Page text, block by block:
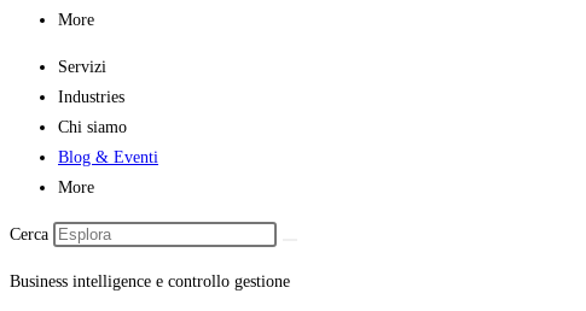
More
Servizi
Industries
Chi siamo
Blog & Eventi
More
Cerca
Business intelligence e controllo gestione